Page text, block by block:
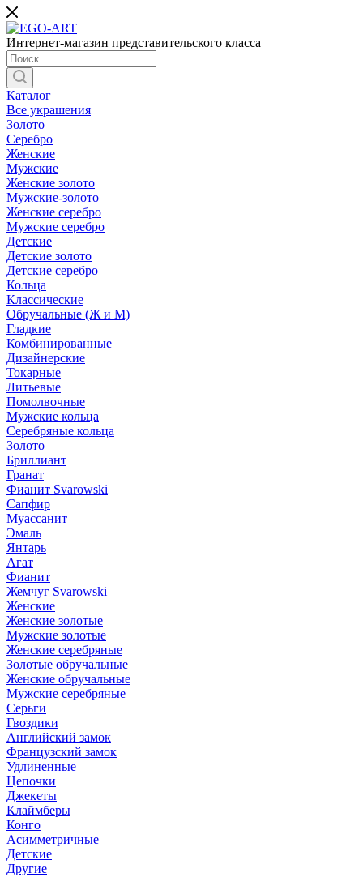
Интернет-магазин представительского класса
Каталог
Все украшения
Золото
Серебро
Женские
Мужские
Женские золото
Мужские-золото
Женские серебро
Мужские серебро
Детские
Детские золото
Детские серебро
Кольца
Классические
Обручальные (Ж и М)
Гладкие
Комбинированные
Дизайнерские
Токарные
Литьевые
Помолвочные
Мужские кольца
Серебряные кольца
Золото
Бриллиант
Гранат
Фианит Svarowski
Сапфир
Муассанит
Эмаль
Янтарь
Агат
Фианит
Жемчуг Svarowski
Женские
Женские золотые
Мужские золотые
Женские серебряные
Золотые обручальные
Женские обручальные
Мужские серебряные
Серьги
Гвоздики
Английский замок
Французский замок
Удлиненные
Цепочки
Джекеты
Клаймберы
Конго
Асимметричные
Детские
Другие